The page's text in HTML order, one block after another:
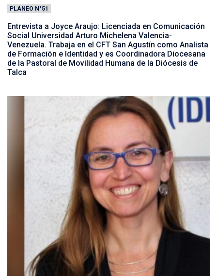
PLANEO N°51
Entrevista a Joyce Araujo: Licenciada en Comunicación
Social Universidad Arturo Michelena Valencia-
Venezuela. Trabaja en el CFT San Agustín como Analista
de Formación e Identidad y es Coordinadora Diocesana
de la Pastoral de Movilidad Humana de la Diócesis de
Talca